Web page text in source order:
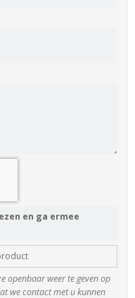
en ga ermee
openbaar weer te geven op
we contact met u kunnen